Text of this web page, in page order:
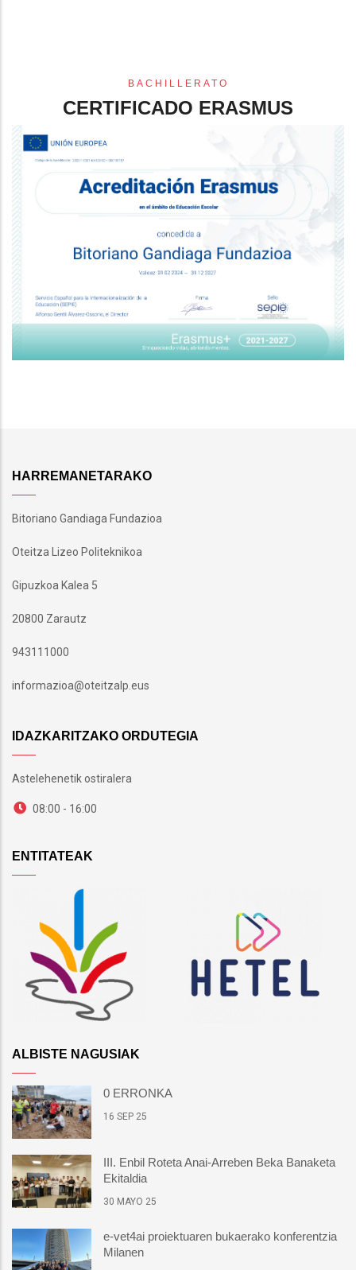
BACHILLERATO
CERTIFICADO ERASMUS
HARREMANETARAKO
Bitoriano Gandiaga Fundazioa
Oteitza Lizeo Politeknikoa
Gipuzkoa Kalea 5
20800 Zarautz
943111000
informazioa@oteitzalp.eus
IDAZKARITZAKO ORDUTEGIA
Astelehenetik ostiralera
08:00 - 16:00
ENTITATEAK
ALBISTE NAGUSIAK
0 ERRONKA
16 SEP 25
III. Enbil Roteta Anai-Arreben Beka Banaketa
Ekitaldia
30 MAYO 25
e-vet4ai proiektuaren bukaerako konferentzia
Milanen